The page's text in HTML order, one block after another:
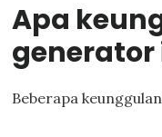
Apa
Beberapa